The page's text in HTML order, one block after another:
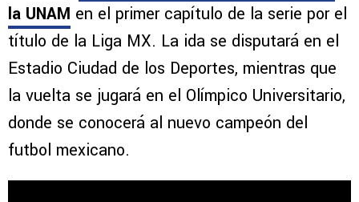
la UNAM en el primer capítulo de la serie por el
título de la Liga MX. La ida se disputará en el
Estadio Ciudad de los Deportes, mientras que
la vuelta se jugará en el Olímpico Universitario,
donde se conocerá al nuevo campeón del
futbol mexicano.